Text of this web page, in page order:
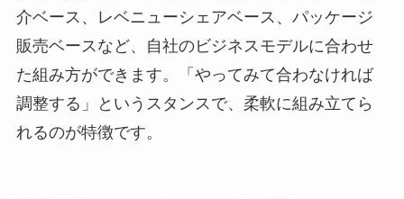
介ベース、レベニューシェアベース、パッケージ
販売ベースなど、自社のビジネスモデルに合わせ
た組み方ができます。「やってみて合わなければ
調整する」というスタンスで、柔軟に組み立てら
れるのが特徴です。